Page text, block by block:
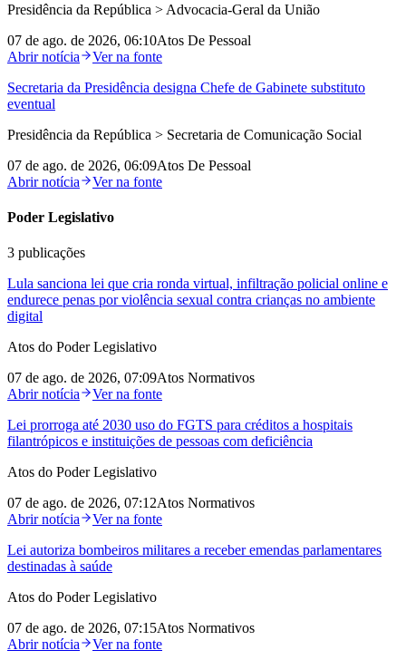
Presidência da República > Advocacia-Geral da União
07 de ago. de 2026, 06:10Atos De Pessoal
Abrir notícia
Ver na fonte
Secretaria da Presidência designa Chefe de Gabinete substituto
eventual
Presidência da República > Secretaria de Comunicação Social
07 de ago. de 2026, 06:09Atos De Pessoal
Abrir notícia
Ver na fonte
Poder Legislativo
3 publicações
Lula sanciona lei que cria ronda virtual, infiltração policial online e
endurece penas por violência sexual contra crianças no ambiente
digital
Atos do Poder Legislativo
07 de ago. de 2026, 07:09Atos Normativos
Abrir notícia
Ver na fonte
Lei prorroga até 2030 uso do FGTS para créditos a hospitais
filantrópicos e instituições de pessoas com deficiência
Atos do Poder Legislativo
07 de ago. de 2026, 07:12Atos Normativos
Abrir notícia
Ver na fonte
Lei autoriza bombeiros militares a receber emendas parlamentares
destinadas à saúde
Atos do Poder Legislativo
07 de ago. de 2026, 07:15Atos Normativos
Abrir notícia
Ver na fonte